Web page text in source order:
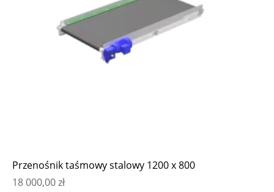
Przenośnik taśmowy stalowy 1200 x 800
18 000,00zł